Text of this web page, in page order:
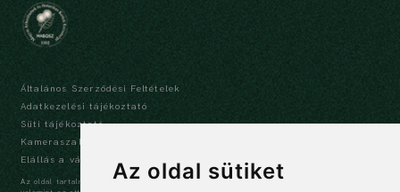
Az oldal sütiket
Általános Szerződési Feltételek
Adatkezelési tájékoztató
Süti tájékoztató
Kameraszabályzat és tájékoztató
Elállás a vásárlástól
Az oldal tartalma szerzői jogi védelem alatt áll, a tartalmak idézése során a forrás,